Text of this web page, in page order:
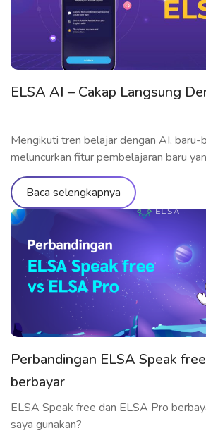
ELSA AI – Cakap Langsung
Mengikuti tren belajar dengan AI, baru-
meluncurkan fitur pembelajaran baru
pembelajar berlatih berbicara langsung
memahami fitur-fiturnya secara terlinci
bawah ini! Apa itu ELSA AI?
2023, ELSA AI merupakan fitur terbaru
Speak, yang mengizinkan pengguna
dengan AI dalam […]
Baca selengkapnya
Perbandingan ELSA Speak
berbayar
ELSA Speak free dan ELSA Pro
saya gunakan?